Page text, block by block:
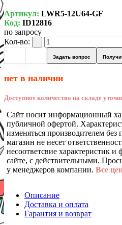
Артикул: LWR5-12U64-GF
Код: ID12816
по запросу
Кол-во:
Задать вопрос
нет в наличии
Доступное количество на складе
Сайт носит информационный
публичной офертой.
изменяться производителем
магазин не несет
несоответсвие характеристик
сайте, с действительными.
у менеджеров компании. Все
Описание
Доставка и оплата
Гарантия и возврат